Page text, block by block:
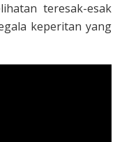
teresak-esak
keperitan yang